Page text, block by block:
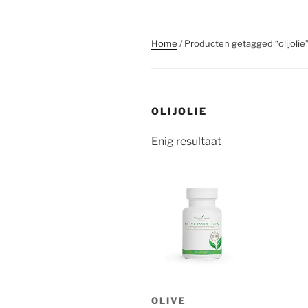
Home / Producten getagged “olijolie”
OLIJOLIE
Enig resultaat
OLIVE